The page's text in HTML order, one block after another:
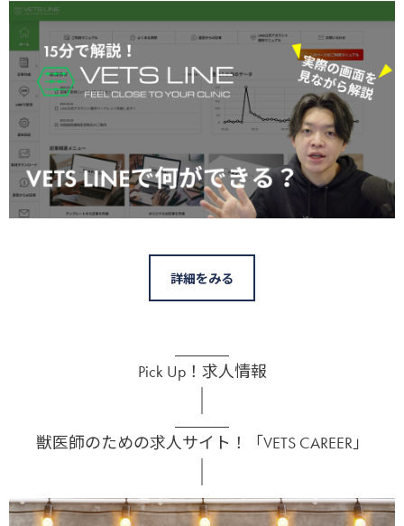
詳細をみる
Pick Up！求人情報
獣医師のための求人サイト！「VETS CAREER」